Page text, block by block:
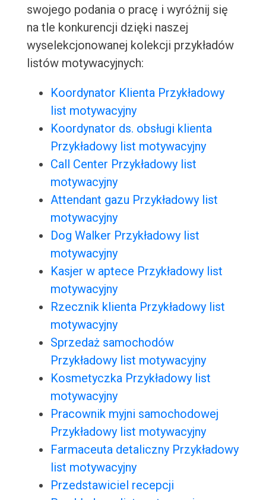
swojego podania o pracę i wyróżnij się
na tle konkurencji dzięki naszej
wyselekcjonowanej kolekcji przykładów
listów motywacyjnych:
Koordynator Klienta Przykładowy
list motywacyjny
Koordynator ds. obsługi klienta
Przykładowy list motywacyjny
Call Center Przykładowy list
motywacyjny
Attendant gazu Przykładowy list
motywacyjny
Dog Walker Przykładowy list
motywacyjny
Kasjer w aptece Przykładowy list
motywacyjny
Rzecznik klienta Przykładowy list
motywacyjny
Sprzedaż samochodów
Przykładowy list motywacyjny
Kosmetyczka Przykładowy list
motywacyjny
Pracownik myjni samochodowej
Przykładowy list motywacyjny
Farmaceuta detaliczny Przykładowy
list motywacyjny
Przedstawiciel recepcji